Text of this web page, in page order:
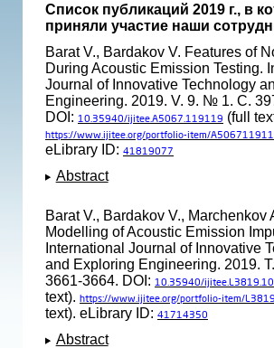
Список публикаций 2019 г., в
приняли участие наши
Barat V., Bardakov V. Features of
During Acoustic Emission Testing.
Journal of Innovative Technology
Engineering. 2019. V. 9. № 1. С.
DOI: 10.35940/ijitee.A5067.119119 (full
https://www.ijitee.org/portfolio-item/
eLibrary ID: 41819077
Abstract
Barat V., Bardakov V., Marchenkov
Modelling of Acoustic Emission
International Journal of Innovative
and Exploring Engineering. 2019.
3661-3664. DOI: 10.35940/
text). https://www.ijitee.org/portfolio-item/
text). eLibrary ID: 41714350
Abstract